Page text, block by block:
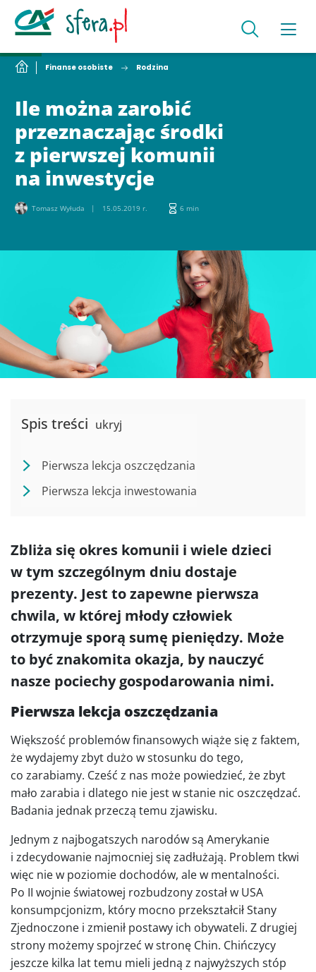
Finanse osobiste Rodzina
Ile można zarobić
przeznaczając środki
z pierwszej komunii
na inwestycje
Tomasz Wyłuda 15.05.2019 r. 6 min
Spis treści ukryj
Pierwsza lekcja oszczędzania
Pierwsza lekcja inwestowania
Zbliża się okres komunii i wiele dzieci
w tym szczególnym dniu dostaje
prezenty. Jest to zapewne pierwsza
chwila, w której młody człowiek
otrzymuje sporą sumę pieniędzy. Może
to być znakomita okazja, by nauczyć
nasze pociechy gospodarowania nimi.
Pierwsza lekcja oszczędzania
Większość problemów finansowych wiąże się z faktem,
że wydajemy zbyt dużo w stosunku do tego,
co zarabiamy. Cześć z nas może powiedzieć, że zbyt
mało zarabia i dlatego nie jest w stanie nic oszczędzać.
Badania jednak przeczą temu zjawisku.
Jednym z najbogatszych narodów są Amerykanie
i zdecydowanie najmocniej się zadłużają. Problem tkwi
więc nie w poziomie dochodów, ale w mentalności.
Po II wojnie światowej rozbudzony został w USA
konsumpcjonizm, który mocno przekształcił Stany
Zjednoczone i zmienił postawy ich obywateli. Z drugiej
strony możemy spojrzeć w stronę Chin. Chińczycy
jeszcze kilka lat temu mieli jedną z najwyższych stóp